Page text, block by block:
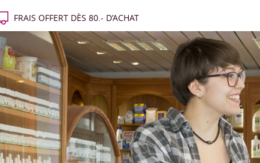
FRAIS OFFERT DÈS 80.- D’ACHAT